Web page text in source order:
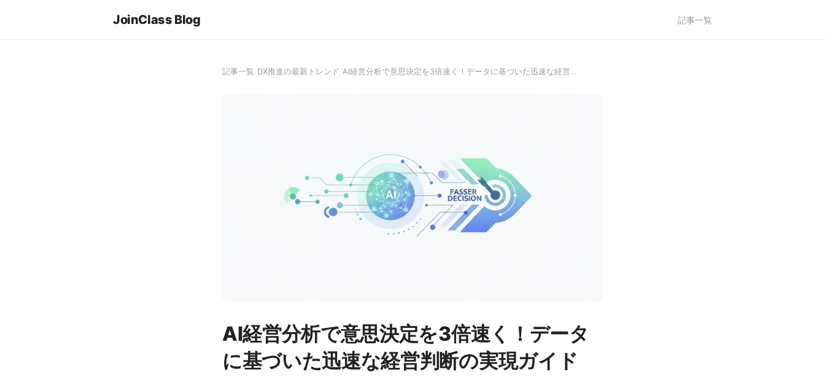
JoinClass Blog 記事一覧
記事一覧 DX推進の最新トレンド AI経営分析で意思決定を3倍速く！データに基づいた迅速な経営…
AI経営分析で意思決定を3倍速く！データ
に基づいた迅速な経営判断の実現ガイド